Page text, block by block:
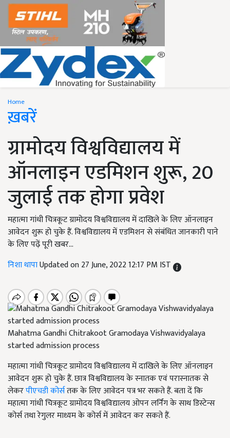
Home
ख़बरें
ग्रामोदय विश्वविद्यालय में
ऑनलाइन एडमिशन शुरू, 20
जुलाई तक होगा प्रवेश
महात्मा गांधी चित्रकूट ग्रामोदय विश्वविद्यालय में दाखिले के लिए ऑनलाइन
आवेदन शुरू हो चुके हैं. विश्वविद्यालय में एडमिशन से संबंधित जानकारी पाने
के लिए पढ़ें पूरी खबर...
निशा थापाUpdated on 27 June, 2022 12:17 PM IST
Mahatma Gandhi Chitrakoot Gramodaya Vishwavidyalaya
started admission process
महात्मा गांधी चित्रकूट ग्रामोदय विश्वविद्यालय में दाखिले के लिए ऑनलाइन
आवेदन शुरू हो चुके हैं. छात्र विश्वविद्यालय के स्नातक एवं परास्नातक से
लेकरपीएचडी कोर्सतक के लिए आवेदन पत्र भर सकते हैं. बता दें कि
महात्मा गांधी चित्रकूट ग्रामोदय विश्वविद्यालय ओपन लर्निंग के साथ डिस्टेन्स
कोर्स तथा रेगुलर माध्यम के कोर्स में आवेदन कर सकते हैं.